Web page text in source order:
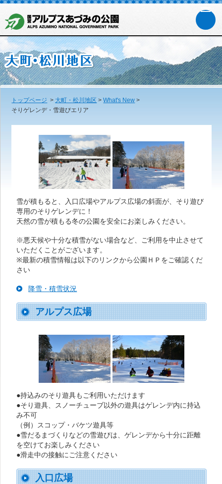
トップページ > 大町・松川地区 > What's New >
そりゲレンデ・雪遊びエリア
雪が積もると、入口広場やアルプス広場の斜面が、そり遊び
専用のそりゲレンデに！
天然の雪が積もる冬の公園を安全にお楽しみください。
※悪天候や十分な積雪がない場合など、ご利用を中止させて
いただくことがございます。
※最新の積雪情報は以下のリンクから公園ＨＰをご確認くだ
さい
降雪・積雪状況
アルプス広場
●持込みのそり遊具もご利用いただけます
●そり遊具、スノーチューブ以外の遊具はゲレンデ内に持込
み不可
（例）スコップ・バケツ遊具等
●雪だるまづくりなどの雪遊びは、ゲレンデから十分に距離
を空けてお楽しみください
●滑走中の接触にご注意ください
入口広場